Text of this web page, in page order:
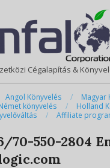
Cégalapítás &
Angol Könyvelés Magyar
könyvelés
Holland
Affiliate
70-550-2804